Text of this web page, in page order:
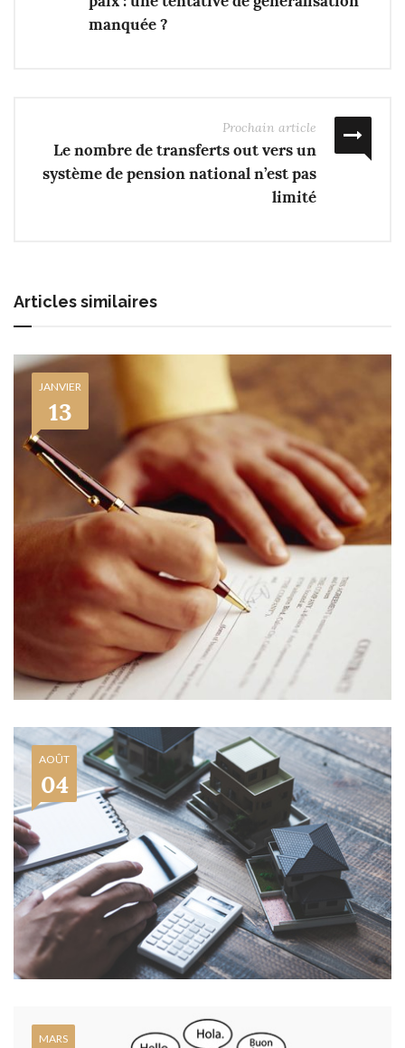
manquée ?
Prochain article
Le nombre de transferts out vers un
système de pension national n’est pas
limité
Articles similaires
JANVIER
13
AOÛT
04
MARS